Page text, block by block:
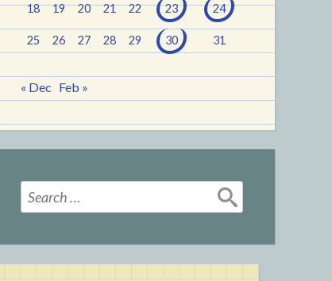
18 19 20 21 22 23 24
25 26 27 28 29 30 31
« Dec Feb »
Search
for: